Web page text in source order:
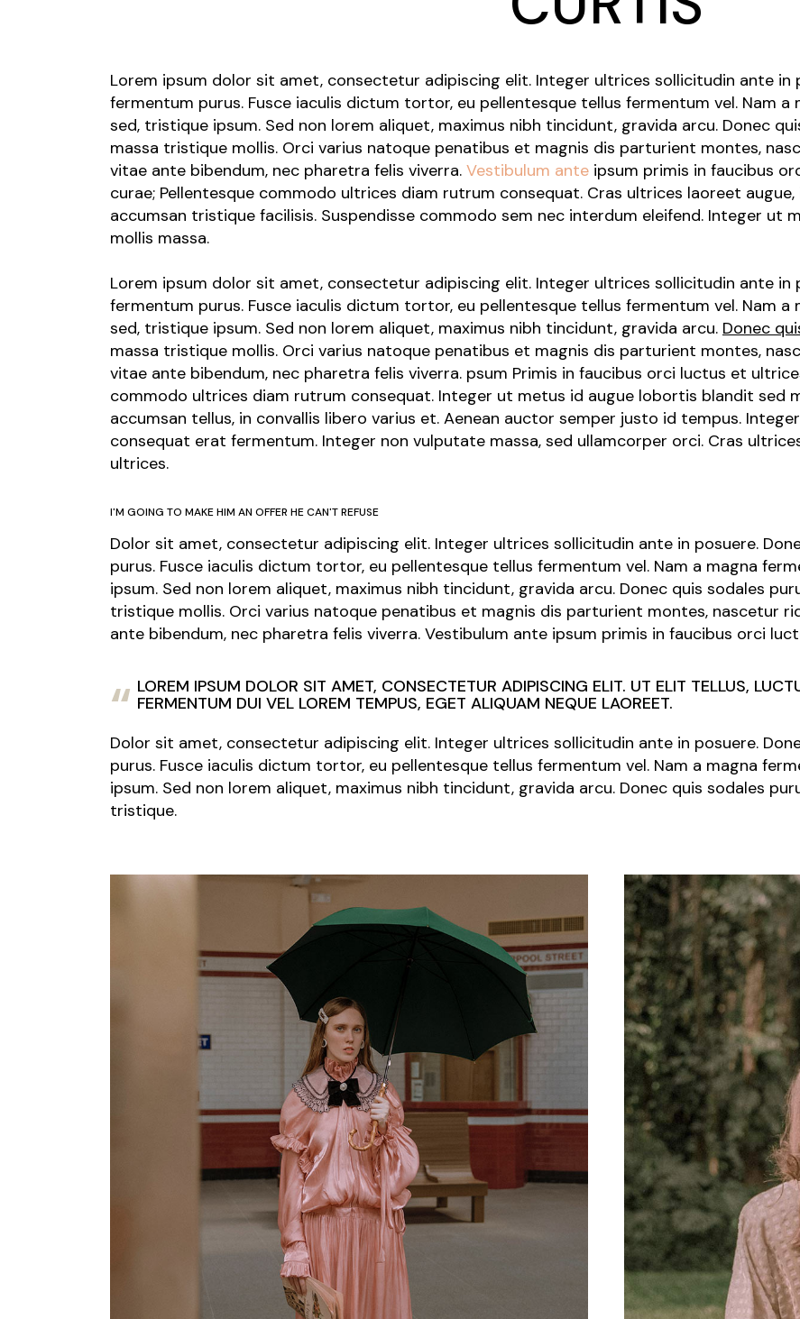
Lorem ipsum dolor sit amet, consectetur adipiscing elit. Integer ultrices sollicitudin ante in
fermentum purus. Fusce iaculis dictum tortor, eu pellentesque tellus fermentum vel. Nam a
sed, tristique ipsum. Sed non lorem aliquet, maximus nibh tincidunt, gravida arcu. Donec
massa tristique mollis. Orci varius natoque penatibus et magnis dis parturient montes,
vitae ante bibendum, nec pharetra felis viverra. Vestibulum ante ipsum primis in faucibus
curae; Pellentesque commodo ultrices diam rutrum consequat. Cras ultrices laoreet
accumsan tristique facilisis. Suspendisse commodo sem nec interdum eleifend. Integer ut
mollis massa.
Lorem ipsum dolor sit amet, consectetur adipiscing elit. Integer ultrices sollicitudin ante in
fermentum purus. Fusce iaculis dictum tortor, eu pellentesque tellus fermentum vel. Nam a
sed, tristique ipsum. Sed non lorem aliquet, maximus nibh tincidunt, gravida arcu. Donec
massa tristique mollis. Orci varius natoque penatibus et magnis dis parturient montes,
vitae ante bibendum, nec pharetra felis viverra. psum Primis in faucibus orci luctus et
commodo ultrices diam rutrum consequat. Integer ut metus id augue lobortis blandit sed
accumsan tellus, in convallis libero varius et. Aenean auctor semper justo id tempus.
consequat erat fermentum. Integer non vulputate massa, sed ullamcorper orci. Cras
ultrices.
I'M GOING TO MAKE HIM AN OFFER HE CAN'T REFUSE
Dolor sit amet, consectetur adipiscing elit. Integer ultrices sollicitudin ante in posuere.
purus. Fusce iaculis dictum tortor, eu pellentesque tellus fermentum vel. Nam a magna
ipsum. Sed non lorem aliquet, maximus nibh tincidunt, gravida arcu. Donec quis sodales
tristique mollis. Orci varius natoque penatibus et magnis dis parturient montes, nascetur
ante bibendum, nec pharetra felis viverra. Vestibulum ante ipsum primis in faucibus orci
LOREM IPSUM DOLOR SIT AMET, CONSECTETUR ADIPISCING ELIT. UT ELIT TELLUS,
FERMENTUM DUI VEL LOREM TEMPUS, EGET ALIQUAM NEQUE LAOREET.
Dolor sit amet, consectetur adipiscing elit. Integer ultrices sollicitudin ante in posuere.
purus. Fusce iaculis dictum tortor, eu pellentesque tellus fermentum vel. Nam a magna
ipsum. Sed non lorem aliquet, maximus nibh tincidunt, gravida arcu. Donec quis sodales
tristique.